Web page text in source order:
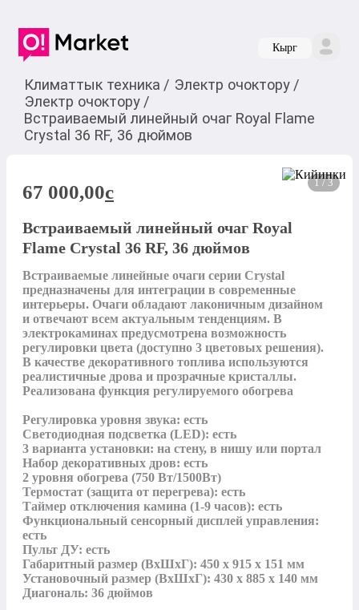
Кырг
Климаттык техника / Электр очоктору /
Электр очоктору /
Встраиваемый линейный очаг Royal Flame
Crystal 36 RF, 36 дюймов
1 / 3
67 000,00c
Встраиваемый линейный очаг Royal
Flame Crystal 36 RF, 36 дюймов
Встраиваемые линейные очаги серии Crystal
предназначены для интеграции в современные
интерьеры. Очаги обладают лаконичным дизайном
и отвечают всем актуальным тенденциям. В
электрокаминах предусмотрена возможность
регулировки цвета (доступно 3 цветовых решения).
В качестве декоративного топлива используются
реалистичные дрова и прозрачные кристаллы.
Реализована функция регулируемого обогрева
Регулировка уровня звука: есть
Светодиодная подсветка (LED): есть
3 варианта установки: на стену, в нишу или портал
Набор декоративных дров: есть
2 уровня обогрева (750 Вт/1500Вт)
Термостат (защита от перегрева): есть
Таймер отключения камина (1-9 часов): есть
Функциональный сенсорный дисплей управления:
есть
Пульт ДУ: есть
Габаритный размер (ВхШхГ): 450 х 915 х 151 мм
Установочный размер (ВхШхГ): 430 х 885 х 140 мм
Диагональ: 36 дюймов